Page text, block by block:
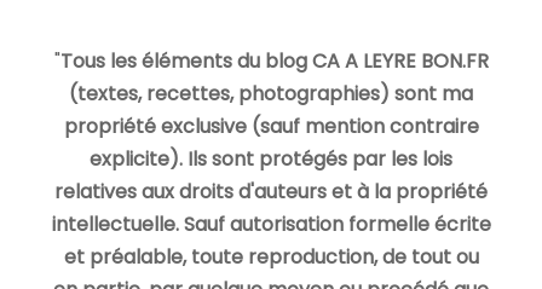
"Tous les éléments du blog CA A LEYRE BON.FR
(textes, recettes, photographies) sont ma
propriété exclusive (sauf mention contraire
explicite). Ils sont protégés par les lois
relatives aux droits d'auteurs et à la propriété
intellectuelle. Sauf autorisation formelle écrite
et préalable, toute reproduction, de tout ou